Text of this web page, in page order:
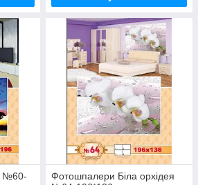
№60-
Фотошпалери Біла орхідея